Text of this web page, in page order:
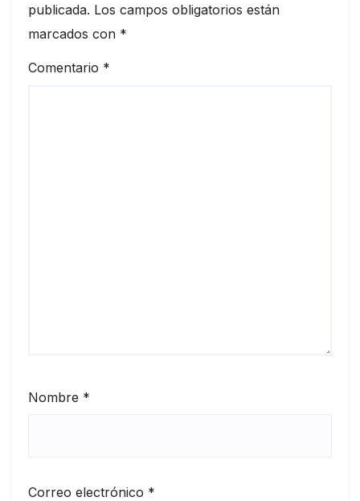
publicada. Los campos obligatorios están
marcados con *
Comentario *
Nombre *
Correo electrónico *